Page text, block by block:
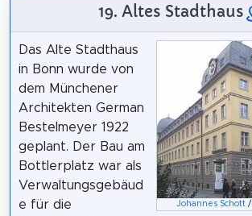
19. Altes Stadthaus
Johannes Schott/
Das Alte Stadthaus
in Bonn wurde von
dem Münchener
Architekten German
Bestelmeyer 1922
geplant. Der Bau am
Bottlerplatz war als
Verwaltungsgebäud
e für die